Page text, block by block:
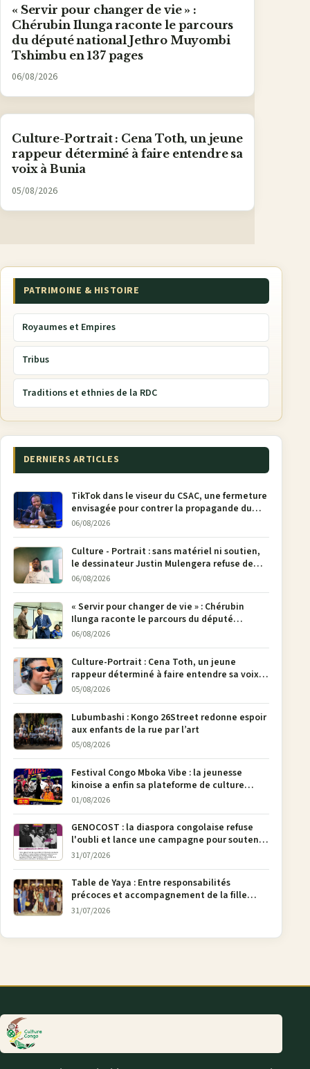
« Servir pour changer de vie » :
Chérubin Ilunga raconte le parcours
du député national Jethro Muyombi
Tshimbu en 137 pages
06/08/2026
Culture-Portrait : Cena Toth, un jeune
rappeur déterminé à faire entendre sa
voix à Bunia
05/08/2026
PATRIMOINE & HISTOIRE
Royaumes et Empires
Tribus
Traditions et ethnies de la RDC
DERNIERS ARTICLES
TikTok dans le viseur du CSAC, une fermeture
envisagée pour contrer la propagande du
M23
06/08/2026
Culture - Portrait : sans matériel ni soutien,
le dessinateur Justin Mulengera refuse de
poser son crayon
06/08/2026
« Servir pour changer de vie » : Chérubin
Ilunga raconte le parcours du député
national Jethro Muyombi Tshimbu en 137
06/08/2026
Culture-Portrait : Cena Toth, un jeune
rappeur déterminé à faire entendre sa voix à
Bunia
05/08/2026
Lubumbashi : Kongo 26Street redonne espoir
aux enfants de la rue par l’art
05/08/2026
Festival Congo Mboka Vibe : la jeunesse
kinoise a enfin sa plateforme de culture
urbaine
01/08/2026
GENOCOST : la diaspora congolaise refuse
l'oubli et lance une campagne pour soutenir
la pétition FONAREV depuis Bruxelles
31/07/2026
Table de Yaya : Entre responsabilités
précoces et accompagnement de la fille
aînée, la diaspora en débat
31/07/2026